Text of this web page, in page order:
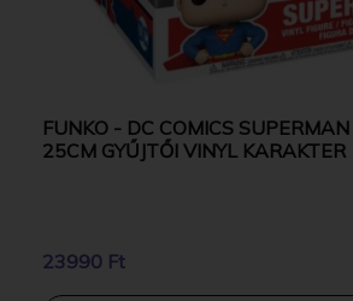
FUNKO - DC COMICS
25CM GYŰJTŐI VINYL KARAKTER
23990 Ft